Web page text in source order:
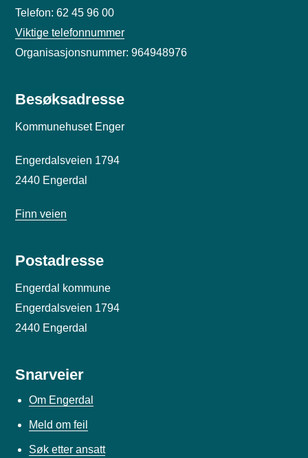
Telefon: 62 45 96 00
Viktige telefonnummer
Organisasjonsnummer: 964948976
Besøksadresse
Kommunehuset Enger
Engerdalsveien 1794
2440 Engerdal
Finn veien
Postadresse
Engerdal kommune
Engerdalsveien 1794
2440 Engerdal
Snarveier
Om Engerdal
Meld om feil
Søk etter ansatt